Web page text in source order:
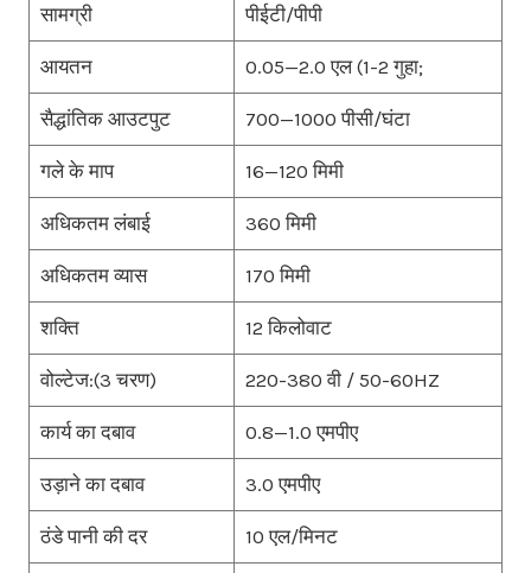
सामग्री पीईटी/पीपी
आयतन 0.05—2.0 एल (1-2 गुहा;
सैद्धांतिक आउटपुट 700—1000 पीसी/घंटा
गले के माप 16—120 मिमी
अधिकतम लंबाई 360 मिमी
अधिकतम व्यास 170 मिमी
शक्ति 12 किलोवाट
वोल्टेज:(3 चरण) 220-380 वी / 50-60HZ
कार्य का दबाव 0.8—1.0 एमपीए
उड़ाने का दबाव 3.0 एमपीए
ठंडे पानी की दर 10 एल/मिनट